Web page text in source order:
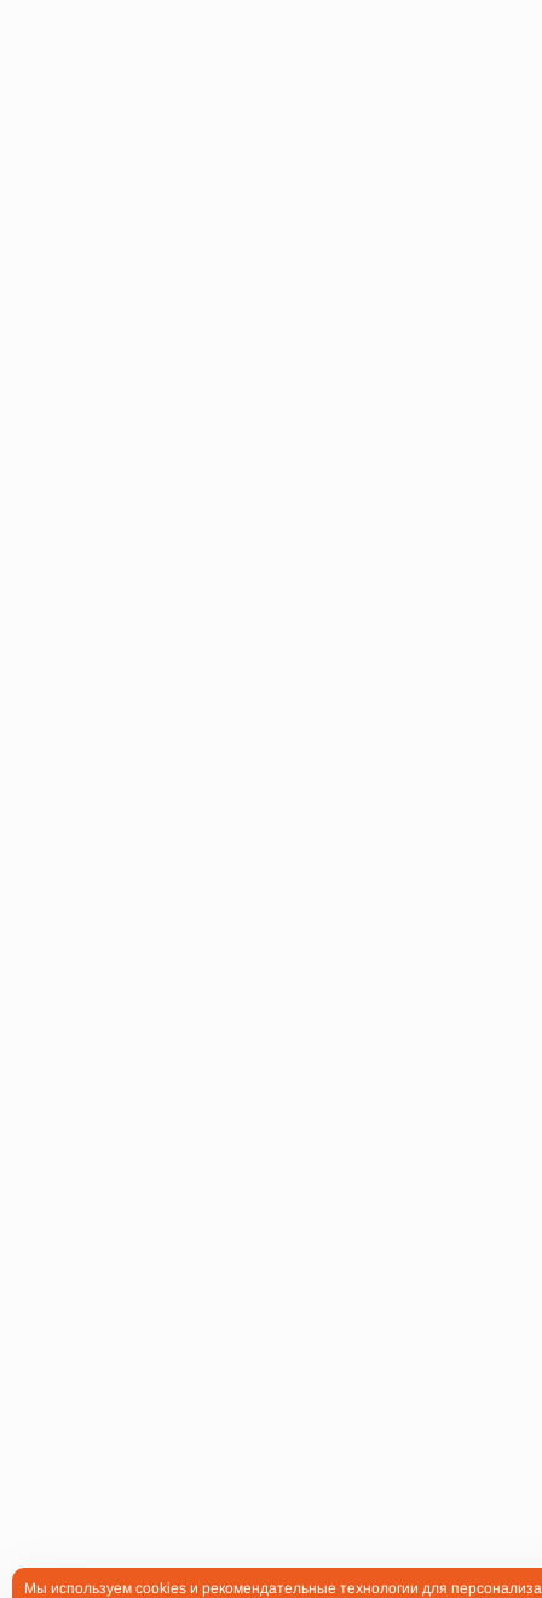
Мы используем cookies и рекомендательные технологии для